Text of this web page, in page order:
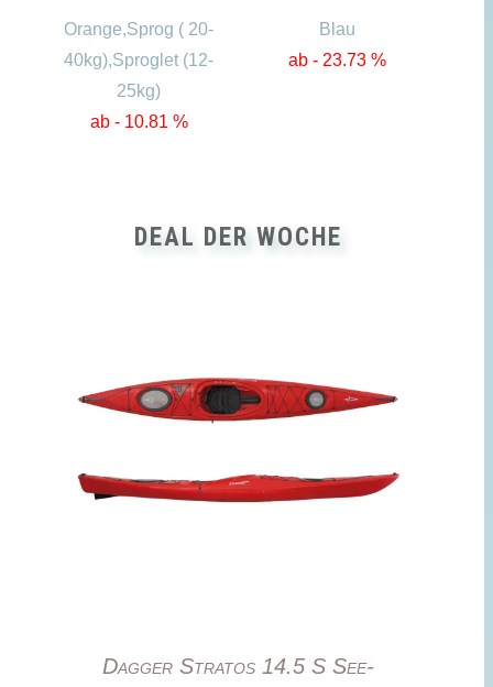
Orange,Sprog ( 20-
40kg),Sproglet (12-
25kg)
ab - 10.81 %
DEAL DER WOCHE
Dagger Stratos 14.5 S See-
Blau
ab - 23.73 %